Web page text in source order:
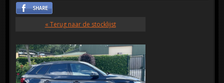
« Terug naar de stocklijst